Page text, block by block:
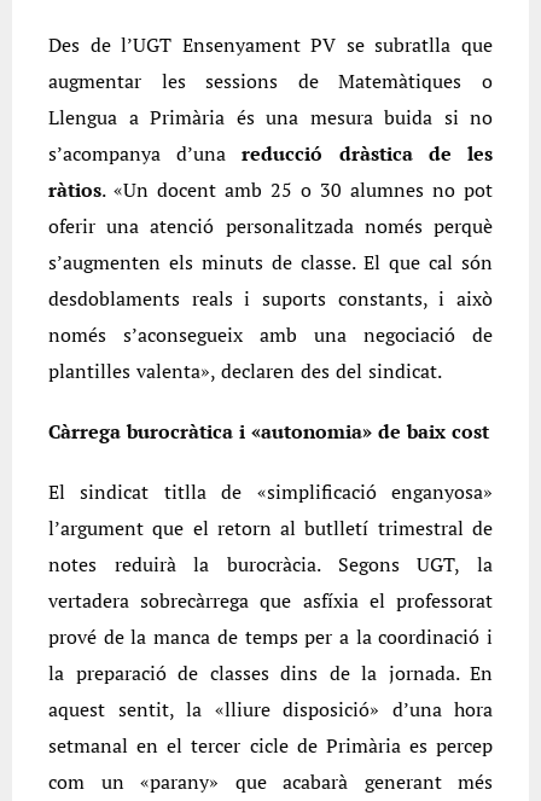
Des de l’UGT Ensenyament PV se subratlla que
augmentar les sessions de Matemàtiques o
Llengua a Primària és una mesura buida si no
s’acompanya d’unareducció dràstica de les
ràtios. «Un docent amb 25 o 30 alumnes no pot
oferir una atenció personalitzada només perquè
s’augmenten els minuts de classe. El que cal són
desdoblaments reals i suports constants, i això
només s’aconsegueix amb una negociació de
plantilles valenta», declaren des del sindicat.
Càrrega burocràtica i «autonomia» de baix cost
El sindicat titlla de «simplificació enganyosa»
l’argument que el retorn al butlletí trimestral de
notes reduirà la burocràcia. Segons UGT, la
vertadera sobrecàrrega que asfíxia el professorat
prové de la manca de temps per a la coordinació i
la preparació de classes dins de la jornada. En
aquest sentit, la «lliure disposició» d’una hora
setmanal en el tercer cicle de Primària es percep
com un «parany» que acabarà generant més